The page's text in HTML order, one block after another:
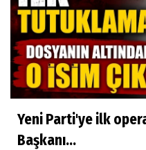
Yeni Parti'ye ilk
Başkanı...